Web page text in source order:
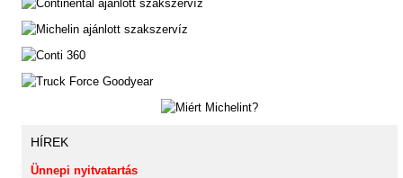
HÍREK
Ünnepi nyitvatartás